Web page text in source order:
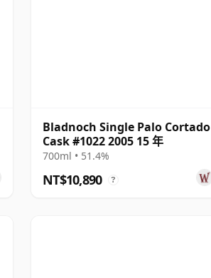
Bladnoch Single Palo Cortado
Cask #1022 2005 15 年
700ml • 51.4%
NT$10,890 ?